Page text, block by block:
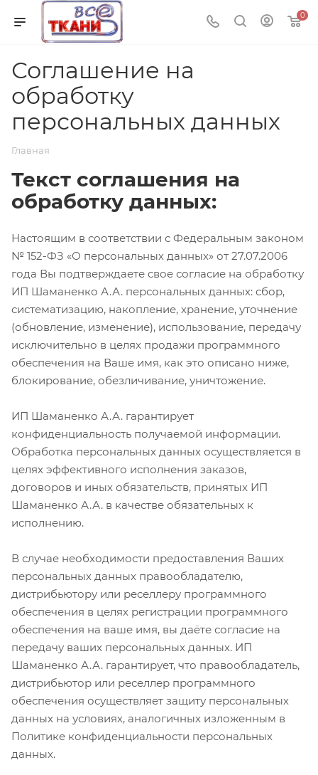
0
Соглашение на
обработку
персональных данных
Главная
Текст соглашения на
обработку данных:
Настоящим в соответствии с Федеральным законом
№ 152-ФЗ «О персональных данных» от 27.07.2006
года Вы подтверждаете свое согласие на обработку
ИП Шаманенко А.А. персональных данных: сбор,
систематизацию, накопление, хранение, уточнение
(обновление, изменение), использование, передачу
исключительно в целях продажи программного
обеспечения на Ваше имя, как это описано ниже,
блокирование, обезличивание, уничтожение.
ИП Шаманенко А.А. гарантирует
конфиденциальность получаемой информации.
Обработка персональных данных осуществляется в
целях эффективного исполнения заказов,
договоров и иных обязательств, принятых ИП
Шаманенко А.А. в качестве обязательных к
исполнению.
В случае необходимости предоставления Ваших
персональных данных правообладателю,
дистрибьютору или реселлеру программного
обеспечения в целях регистрации программного
обеспечения на ваше имя, вы даёте согласие на
передачу ваших персональных данных. ИП
Шаманенко А.А. гарантирует, что правообладатель,
дистрибьютор или реселлер программного
обеспечения осуществляет защиту персональных
данных на условиях, аналогичных изложенным в
Политике конфиденциальности персональных
данных.